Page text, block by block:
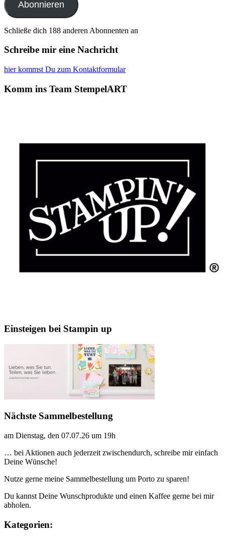
Abonnieren
Schließe dich 188 anderen Abonnenten an
Schreibe mir eine Nachricht
hier kommst Du zum Kontaktformular
Komm ins Team StempelART
Einsteigen bei Stampin up
Nächste Sammelbestellung
am Dienstag, den 07.07.26 um 19h
… bei Aktionen auch jederzeit zwischendurch, schreibe mir einfach
Deine Wünsche!
Nutze gerne meine Sammelbestellung um Porto zu sparen!
Du kannst Deine Wunschprodukte und einen Kaffee gerne bei mir
abholen.
Kategorien: